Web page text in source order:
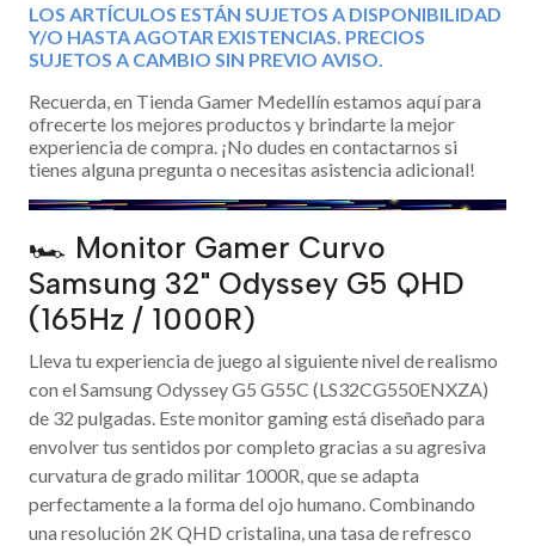
LOS ARTÍCULOS ESTÁN SUJETOS A DISPONIBILIDAD
Y/O HASTA AGOTAR EXISTENCIAS. PRECIOS
SUJETOS A CAMBIO SIN PREVIO AVISO.
Recuerda, en Tienda Gamer Medellín estamos aquí para
ofrecerte los mejores productos y brindarte la mejor
experiencia de compra. ¡No dudes en contactarnos si
tienes alguna pregunta o necesitas asistencia adicional!
🏎️ Monitor Gamer Curvo
Samsung 32" Odyssey G5 QHD
(165Hz / 1000R)
Lleva tu experiencia de juego al siguiente nivel de realismo
con el Samsung Odyssey G5 G55C (LS32CG550ENXZA)
de 32 pulgadas. Este monitor gaming está diseñado para
envolver tus sentidos por completo gracias a su agresiva
curvatura de grado militar 1000R, que se adapta
perfectamente a la forma del ojo humano. Combinando
una resolución 2K QHD cristalina, una tasa de refresco